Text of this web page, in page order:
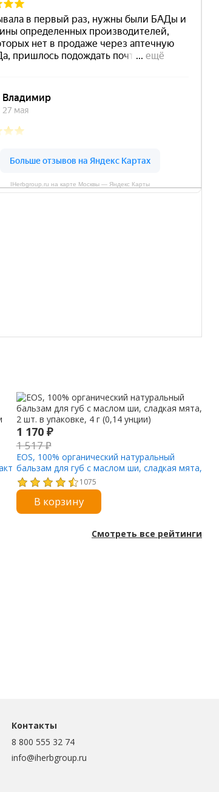
IHerbgroup.ru на карте Москвы — Яндекс Карты
1 170 ₽
1 517₽
EOS, 100% органический натуральный
бальзам для губ с маслом ши, сладкая мята,
2 шт. в упаковке, 4 г (0,14 унции)
1075
В корзину
Смотреть все рейтинги
Контакты
8 800 555 32 74
info@iherbgroup.ru